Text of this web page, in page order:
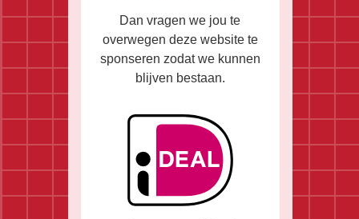
Dan vragen we jou te
overwegen deze website te
sponseren zodat we kunnen
blijven bestaan.